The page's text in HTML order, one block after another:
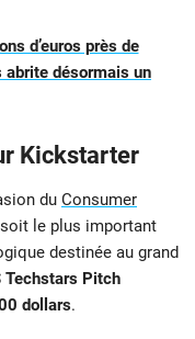
d’euros près de
abrite désormais un
Kickstarter
du Consumer
le plus important
destinée au grand
Techstars Pitch
dollars.